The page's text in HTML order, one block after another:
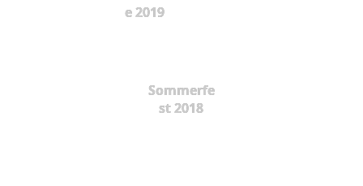
e 2019
Sommerfe
st 2018